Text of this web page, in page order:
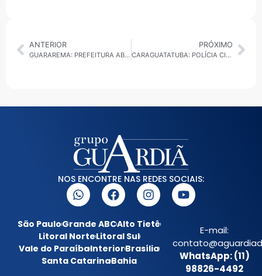
ANTERIOR
GUARAREMA: PREFEITURA ABRE CADASTRO PARA CASTRAÇÃO GRATUITA DE CÃES E GATOS
PRÓXIMO
CARAGUATATUBA: POLÍCIA CIVIL APREENDE ADOLESCENTE DE 14 ANOS POR POSTAGENS DISCRIMINATÓRIAS NA INTERNET
NOS ENCONTRE NAS REDES SOCIAIS:
São PauloGrande ABCAlto Tietê
Litoral NorteLitoral Sul
Vale do ParaíbaInteriorBrasília
Santa CatarinaBahia
E-mail:
WhatsApp: (11)
98826-4492